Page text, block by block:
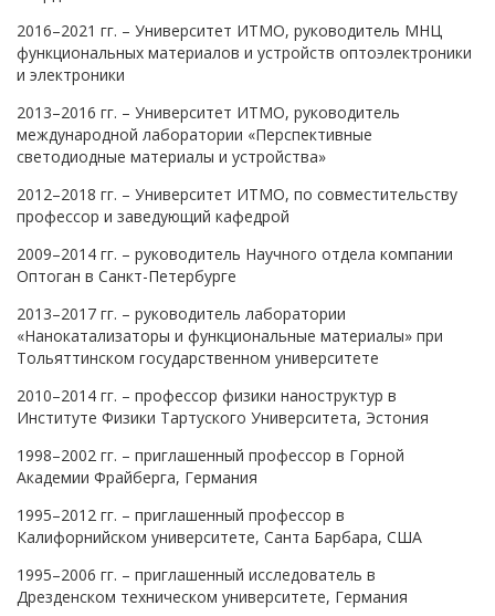
2016–2021 гг. – Университет ИТМО, руководитель МНЦ
функциональных материалов и устройств оптоэлектроники
и электроники
2013–2016 гг. – Университет ИТМО, руководитель
международной лаборатории «Перспективные
светодиодные материалы и устройства»
2012–2018 гг. – Университет ИТМО, по совместительству
профессор и заведующий кафедрой
2009–2014 гг. – руководитель Научного отдела компании
Оптоган в Санкт-Петербурге
2013–2017 гг. – руководитель лаборатории
«Нанокатализаторы и функциональные материалы» при
Тольяттинском государственном университете
2010–2014 гг. – профессор физики наноструктур в
Институте Физики Тартуского Университета, Эстония
1998–2002 гг. – приглашенный профессор в Горной
Академии Фрайберга, Германия
1995–2012 гг. – приглашенный профессор в
Калифорнийском университете, Санта Барбара, США
1995–2006 гг. – приглашенный исследователь в
Дрезденском техническом университете, Германия